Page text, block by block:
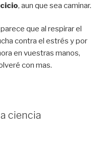
, aun que sea caminar.
que al respirar el
contra el estrés y por
en vuestras manos,
con mas.
ciencia